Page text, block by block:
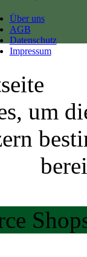
Über uns
AGB
Datenschutz
Impressum
um